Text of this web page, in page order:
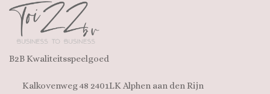
B2B Kwaliteitsspeelgoed
Kalkovenweg 48 2401LK Alphen aan den Rijn